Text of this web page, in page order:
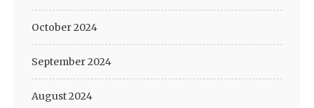
October 2024
September 2024
August 2024